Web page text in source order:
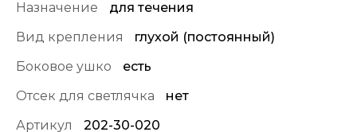
Назначение
для течения
Вид крепления
глухой (постоянный)
Боковое ушко
есть
Отсек для светлячка
нет
Артикул
202-30-020